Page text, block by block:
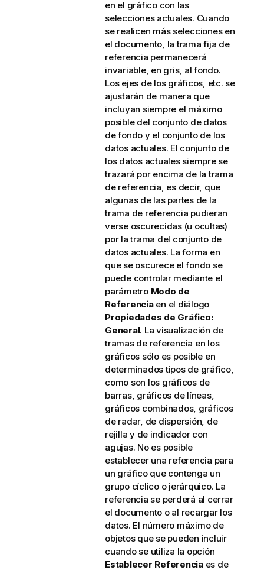
en el gráfico con las
selecciones actuales. Cuando
se realicen más selecciones en
el documento, la trama fija de
referencia permanecerá
invariable, en gris, al fondo.
Los ejes de los gráficos, etc. se
ajustarán de manera que
incluyan siempre el máximo
posible del conjunto de datos
de fondo y el conjunto de los
datos actuales. El conjunto de
los datos actuales siempre se
trazará por encima de la trama
de referencia, es decir, que
algunas de las partes de la
trama de referencia pudieran
verse oscurecidas (u ocultas)
por la trama del conjunto de
datos actuales. La forma en
que se oscurece el fondo se
puede controlar mediante el
parámetro Modo de
Referenciaen el diálogo
Propiedades de Gráfico:
General. La visualización de
tramas de referencia en los
gráficos sólo es posible en
determinados tipos de gráfico,
como son los gráficos de
barras, gráficos de líneas,
gráficos combinados, gráficos
de radar, de dispersión, de
rejilla y de indicador con
agujas. No es posible
establecer una referencia para
un gráfico que contenga un
grupo cíclico o jerárquico. La
referencia se perderá al cerrar
el documento o al recargar los
datos. El número máximo de
objetos que se pueden incluir
cuando se utiliza la opción
Establecer Referenciaes de